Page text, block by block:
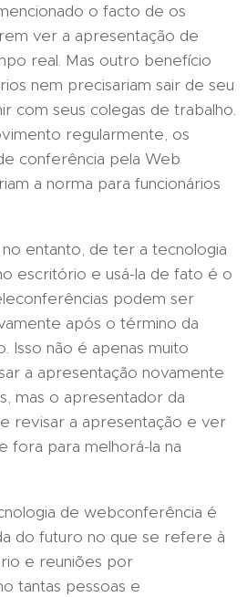
o facto de os
ver a apresentação de
real. Mas outro benefício
nem precisariam sair de seu
com seus colegas de trabalho.
regularmente, os
conferência pela Web
a norma para funcionários
entanto, de ter a tecnologia
escritório e usá-la de fato é o
podem ser
após o término da
Isso não é apenas muito
a apresentação novamente
mas o apresentador da
revisar a apresentação e ver
fora para melhorá-la na
de webconferência é
do futuro no que se refere à
e reuniões por
tantas pessoas e